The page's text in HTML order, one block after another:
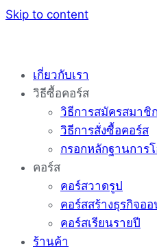
Skip to content
เกี่ยวกับเรา
วิธีซื้อคอร์ส
วิธีการสมัครสมาชิก
วิธีการสั่งซื้อคอร์ส
กรอกหลักฐานการ
คอร์ส
คอร์สวาดรูป
คอร์สสร้างธุรกิจอ
คอร์สเรียนรายปี
ร้านค้า